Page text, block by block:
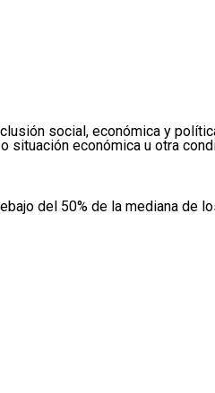
social, económica y
situación económica u otra
del 50% de la mediana de